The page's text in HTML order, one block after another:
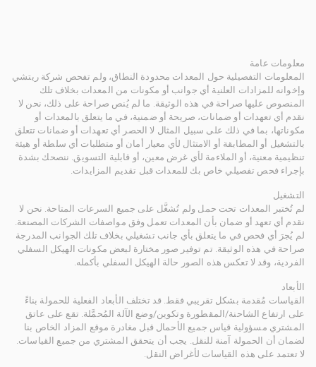
معلومات عامة
المعلومات التفصيلية حول المعدات محدودة النطاق، ولم تفحص شركة ريتشي
وإخوانه للمزادات العلنية أي جوانب أو مكونات من المعدات بخلاف تلك
المنصوص عليها صراحة في هذه الوثيقة. ما لم يُنص صراحة على ذلك، نحن لا
نقدم أي تعهدات أو ضمانات، صريحة أو ضمنية، في ما يتعلق بالمعدات أو
مكوناتها، بما في ذلك على سبيل المثال لا الحصر أي تعهدات أو ضمانات تتعلق
بالتشغيل أو المطابقة أو الامتثال لأي معيار أمان أو متطلبات أي سلطة أو هيئة
تنظيمية معنية، أو الملاءمة لأي غرض معين، أو قابلية التسويق. ننصحك بشدة
بإجراء فحص تفصيلي خاص بك للمعدات قبل تقديم المزايدات.
التشغيل
لم تُختبر المعدات تحت حمل ولم تُشغَّل على جميع السرعات المتاحة. نحن لا
نقدم أي تعهد أو ضمان بأن المعدات تعمل وفق مواصفات الشركات المصنعة.
لم يُجرَ أي فحص في ما يتعلق بأي جانب تشغيلي بخلاف تلك الجوانب المدرجة
صراحة في هذه الوثيقة. تم توفير صور مختارة لبعض مكونات الهيكل السفلي
الفردية، وقد لا تعكس هذه الصور حالة الهيكل السفلي بأكمله.
الأبعاد
القياسات مُقدمة بشكل تقريبي فقط. قد تختلف الأبعاد الفعلية للحمولة بناءً
على ارتفاع الشاحنة/المقطورة وتكوين/وضع الآلة المُحمَّلة. تقع على عاتق
المشتري مسؤولية قياس جميع الأحمال قبل مغادرة موقع المزاد الخاص بنا
لضمان أن الحمولة آمنة للنقل. يجب أن يتحقق المشتري من جميع القياسات.
لا تعتمد على هذه القياسات لأغراض النقل.